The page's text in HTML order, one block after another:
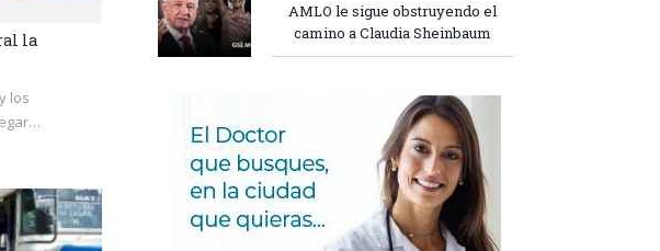
la
los
AMLO le sigue obstruyendo el
camino a Claudia Sheinbaum